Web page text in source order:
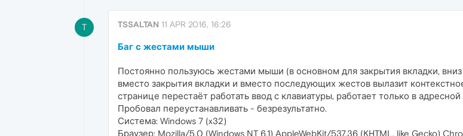
T TSSALTAN 11 APR 2016, 16:26
Баг с жестами мыши
Постоянно пользуюсь жестами мыши (в основном для закрытия вкладки,
вместо закрытия вкладки и вместо последующих жестов вылазит
странице перестаёт работать ввод с клавиатуры, работает только в
Пробовал переустанавливать - безрезультатно.
Система: Windows 7 (x32)
Браузер: Mozilla/5.0 (Windows NT 6.1) AppleWebKit/537.36 (KHTML, like Gecko)